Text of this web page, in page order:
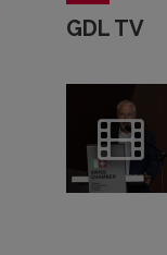
GDL TV